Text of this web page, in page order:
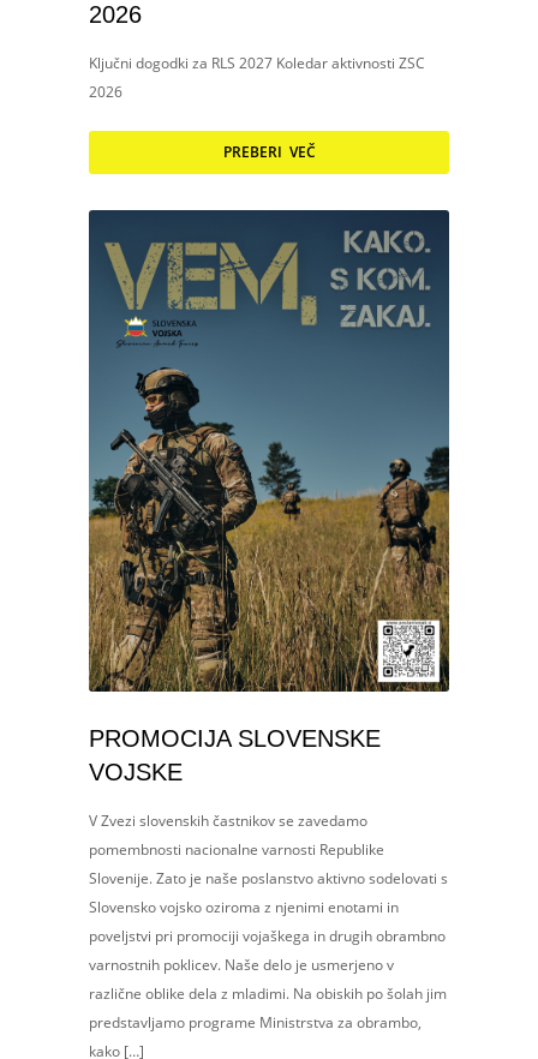
2026
Ključni dogodki za RLS 2027 Koledar aktivnosti ZSC
2026
PREBERI VEČ
PROMOCIJA SLOVENSKE
VOJSKE
V Zvezi slovenskih častnikov se zavedamo
pomembnosti nacionalne varnosti Republike
Slovenije. Zato je naše poslanstvo aktivno sodelovati s
Slovensko vojsko oziroma z njenimi enotami in
poveljstvi pri promociji vojaškega in drugih obrambno
varnostnih poklicev. Naše delo je usmerjeno v
različne oblike dela z mladimi. Na obiskih po šolah jim
predstavljamo programe Ministrstva za obrambo,
kako […]